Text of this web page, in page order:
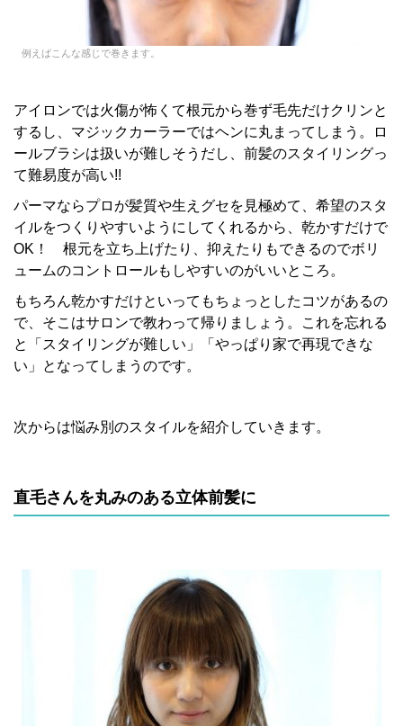
例えばこんな感じで巻きます。
アイロンでは火傷が怖くて根元から巻ず毛先だけクリンと
するし、マジックカーラーではヘンに丸まってしまう。ロ
ールブラシは扱いが難しそうだし、前髪のスタイリングっ
て難易度が高い!!
パーマならプロが髪質や生えグセを見極めて、希望のスタ
イルをつくりやすいようにしてくれるから、乾かすだけで
OK！ 根元を立ち上げたり、抑えたりもできるのでボリ
ュームのコントロールもしやすいのがいいところ。
もちろん乾かすだけといってもちょっとしたコツがあるの
で、そこはサロンで教わって帰りましょう。これを忘れる
と「スタイリングが難しい」「やっぱり家で再現できな
い」となってしまうのです。
次からは悩み別のスタイルを紹介していきます。
直毛さんを丸みのある立体前髪に